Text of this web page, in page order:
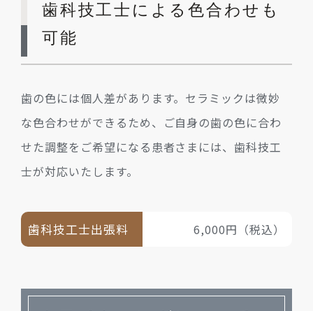
歯科技工士による色合わせも
可能
歯の色には個人差があります。セラミックは微妙
な色合わせができるため、ご自身の歯の色に合わ
せた調整をご希望になる患者さまには、歯科技工
士が対応いたします。
歯科技工士出張料 6,000円（税込）